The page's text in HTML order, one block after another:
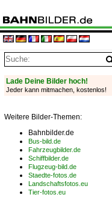
Lade Deine Bilder hoch!
Jeder kann mitmachen, kostenlos!
Weitere Bilder-Themen:
Bahnbilder.de
Bus-bild.de
Fahrzeugbilder.de
Schiffbilder.de
Flugzeug-bild.de
Staedte-fotos.de
Landschaftsfotos.eu
Tier-fotos.eu